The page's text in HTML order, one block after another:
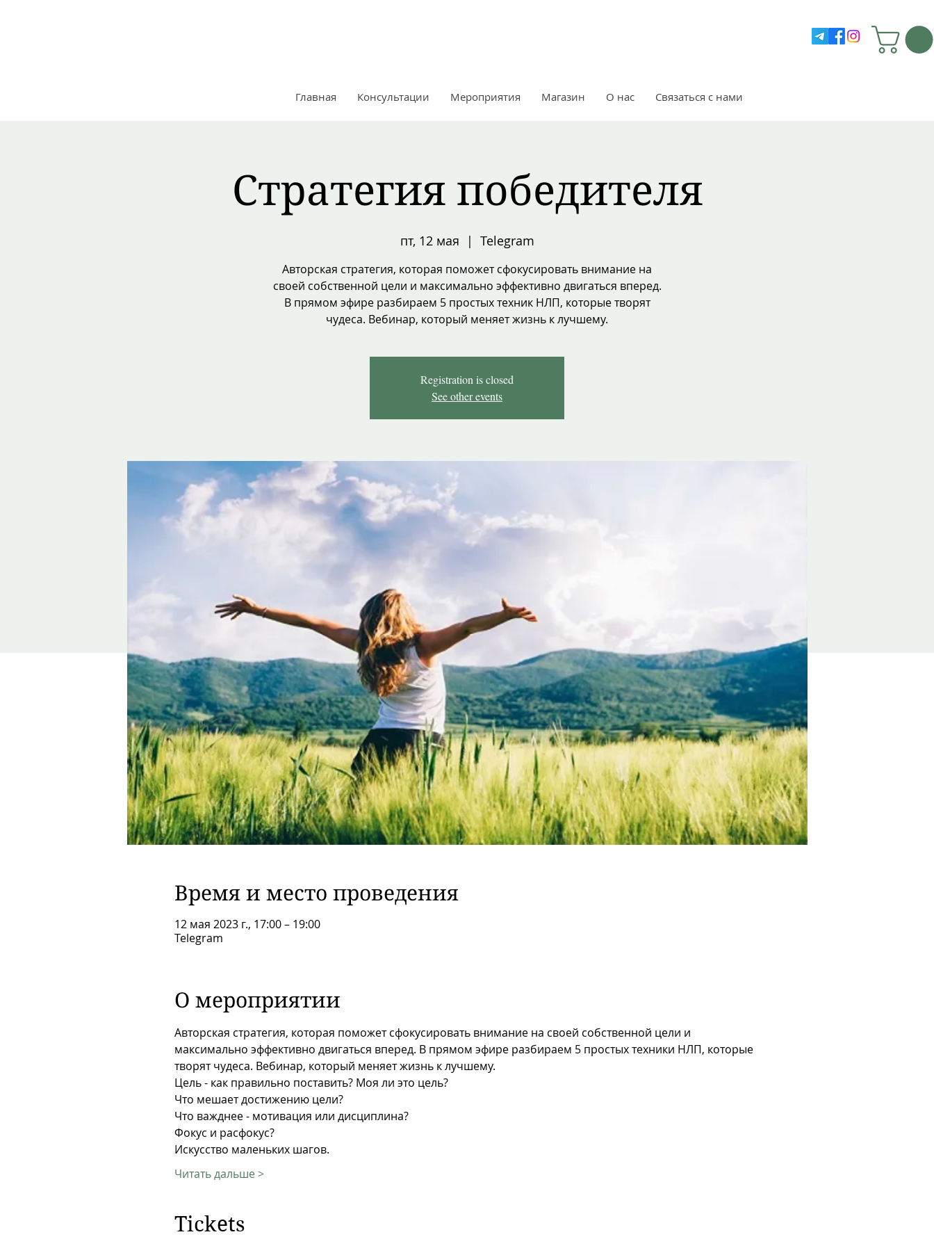
Главная Консультации Мероприятия Магазин О нас Связаться с нами
Стратегия победителя
пт, 12 мая
  |
Telegram
Авторская стратегия, которая поможет сфокусировать внимание на
своей собственной цели и максимально эффективно двигаться вперед.
В прямом эфире разбираем 5 простых техник НЛП, которые творят
чудеса. Вебинар, который меняет жизнь к лучшему.
Registration is closed
See other events
Время и место проведения
12 мая 2023 г., 17:00 – 19:00
Telegram
О мероприятии
Авторская стратегия, которая поможет сфокусировать внимание на своей собственной цели и
максимально эффективно двигаться вперед. В прямом эфире разбираем 5 простых техники НЛП, которые
творят чудеса. Вебинар, который меняет жизнь к лучшему.
Цель - как правильно поставить? Моя ли это цель?
Что мешает достижению цели?
Что важднее - мотивация или дисциплина?
Фокус и расфокус?
Искусство маленьких шагов.
Читать дальше >
Tickets